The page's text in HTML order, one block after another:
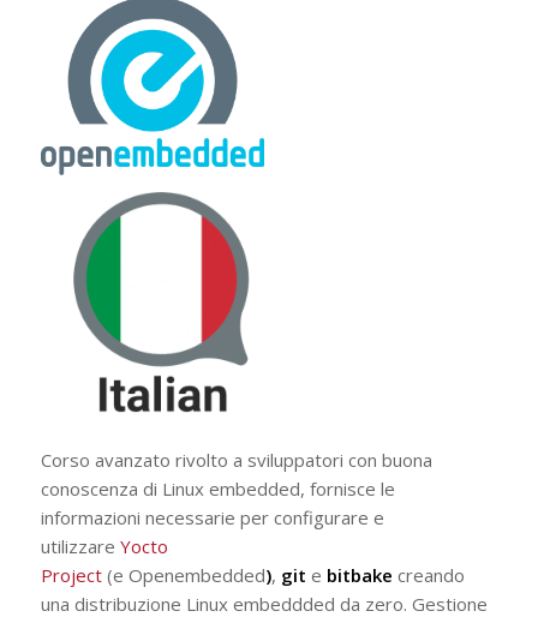
Corso avanzato rivolto a sviluppatori con buona
conoscenza di Linux embedded, fornisce le
informazioni necessarie per configurare e
utilizzare Yocto
Project(e Openembedded), git e bitbake creando
una distribuzione Linux embeddded da zero. Gestione